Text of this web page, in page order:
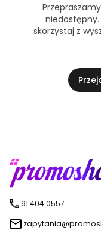
niedostępny.
skorzystaj z
91 404 0557